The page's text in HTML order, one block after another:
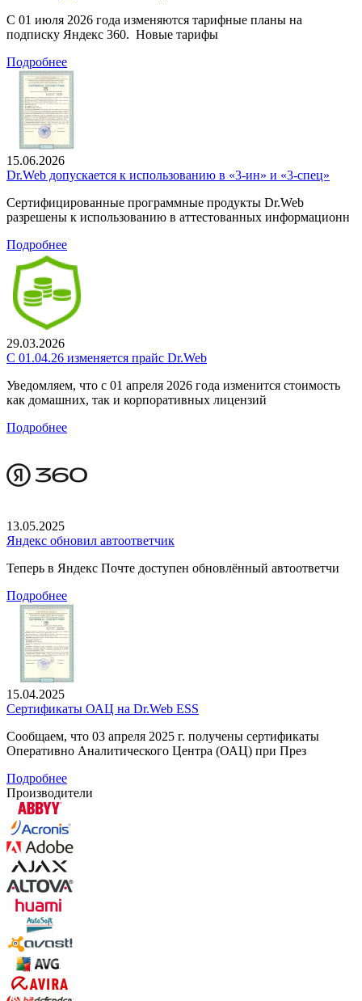
С 01 июля 2026 года изменяются тарифные планы на
подписку Яндекс 360. Новые тарифы
Подробнее
15.06.2026
Dr.Web допускается к использованию в «3-ин» и «3-спец»
Сертифицированные программные продукты Dr.Web
разрешены к использованию в аттестованных информационн
Подробнее
29.03.2026
С 01.04.26 изменяется прайс Dr.Web
Уведомляем, что с 01 апреля 2026 года изменится стоимость
как домашних, так и корпоративных лицензий
Подробнее
13.05.2025
Яндекс обновил автоответчик
Теперь в Яндекс Почте доступен обновлённый автоответчи
Подробнее
15.04.2025
Сертификаты ОАЦ на Dr.Web ESS
Сообщаем, что 03 апреля 2025 г. получены сертификаты
Оперативно Аналитического Центра (ОАЦ) при През
Подробнее
Производители